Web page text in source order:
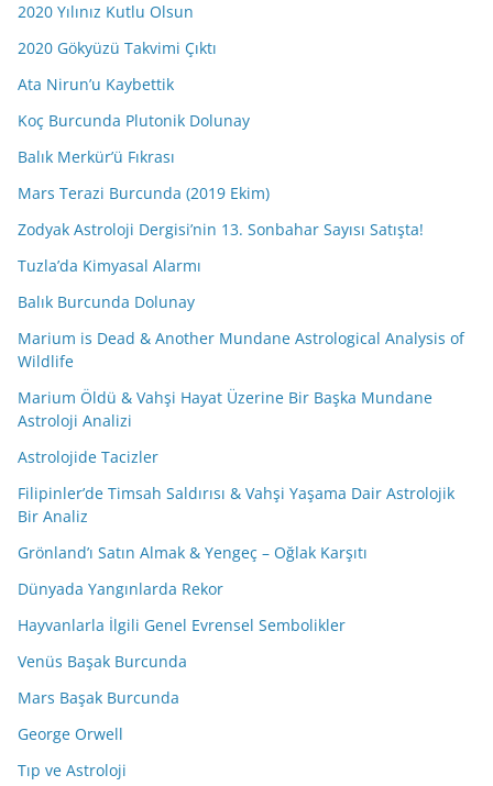
2020 Yılınız Kutlu Olsun
2020 Gökyüzü Takvimi Çıktı
Ata Nirun’u Kaybettik
Koç Burcunda Plutonik Dolunay
Balık Merkür’ü Fıkrası
Mars Terazi Burcunda (2019 Ekim)
Zodyak Astroloji Dergisi’nin 13. Sonbahar Sayısı Satışta!
Tuzla’da Kimyasal Alarmı
Balık Burcunda Dolunay
Marium is Dead & Another Mundane Astrological Analysis of
Wildlife
Marium Öldü & Vahşi Hayat Üzerine Bir Başka Mundane
Astroloji Analizi
Astrolojide Tacizler
Filipinler’de Timsah Saldırısı & Vahşi Yaşama Dair Astrolojik
Bir Analiz
Grönland’ı Satın Almak & Yengeç – Oğlak Karşıtı
Dünyada Yangınlarda Rekor
Hayvanlarla İlgili Genel Evrensel Sembolikler
Venüs Başak Burcunda
Mars Başak Burcunda
George Orwell
Tıp ve Astroloji